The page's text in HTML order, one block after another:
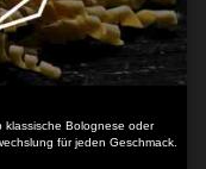
klassische Bolognese oder
für jeden Geschmack.